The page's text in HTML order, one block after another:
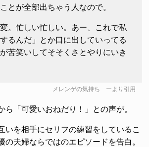
とが全部出ちゃう人なので。
変。忙しい忙しい。あー、これで私
るんだ」とか口に出していってる
苦笑いしてそそくさとやりにいき
メレンゲの気持ち ーより引用
ら「可愛いおねだり！」との声が。
いを相手にセリフの練習をしているこ
の夫婦ならではのエピソードを告白。